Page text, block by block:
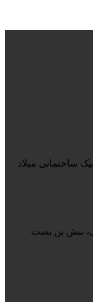
ساختمانی میلاد
نبش بن بست